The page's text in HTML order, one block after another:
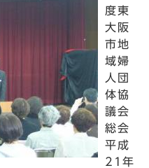
度東
大阪
市地
域婦
人団
体協
議会
総会
平成
21年